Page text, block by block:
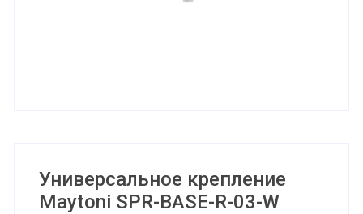
Универсальное крепление
Maytoni SPR-BASE-R-03-W